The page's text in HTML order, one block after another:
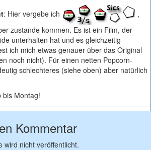
: Hier vergebe ich
,
zustande kommen. Es ist ein Film, der
unterhalten hat und es gleichzeitig
ich mich etwas genauer über das Original
noch nicht). Für einen netten Popcorn-
schlechteres (siehe oben) aber natürlich
bis Montag!
Kommentar
wird nicht veröffentlicht.